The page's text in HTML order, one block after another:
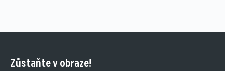
Zůstaňte v obraze!